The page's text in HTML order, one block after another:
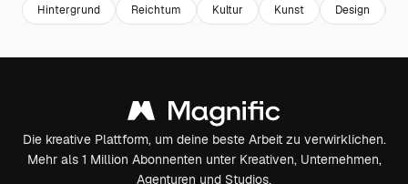
Hintergrund Reichtum Kultur Kunst Design
Die kreative Plattform, um deine beste Arbeit zu verwirklichen.
Mehr als 1 Million Abonnenten unter Kreativen, Unternehmen,
Agenturen und Studios.